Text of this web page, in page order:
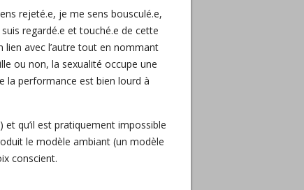
rejeté.e, je me sens bousculé.e,
regardé.e et touché.e de cette
avec l’autre tout en nommant
ou non, la sexualité occupe une
la performance est bien lourd à
qu’il est pratiquement impossible
le modèle ambiant (un modèle
conscient.